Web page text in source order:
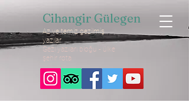
Cihangir Gülegen
Az ve temiz gezilmiş
yazılar
Gezi yazıları bloğu - ülke
şehir rota